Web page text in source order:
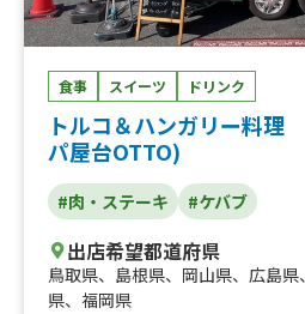
食事 スイーツ ドリンク
トルコ＆ハンガリー料
パ屋台OTTO)
#肉・ステーキ #ケバブ
出店希望都道府県
鳥取県、 島根県、 岡山県、 広島県、
県、 福岡県